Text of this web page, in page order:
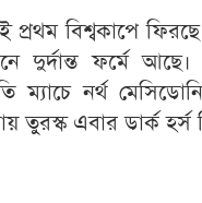
বিশ্বকাপে
দুর্দান্ত ফর্মে
নর্থ
এবার ডার্ক হর্স